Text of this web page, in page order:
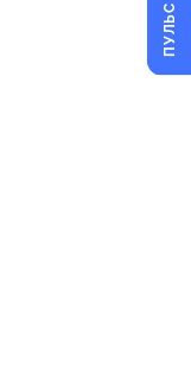
ПУЛЬС